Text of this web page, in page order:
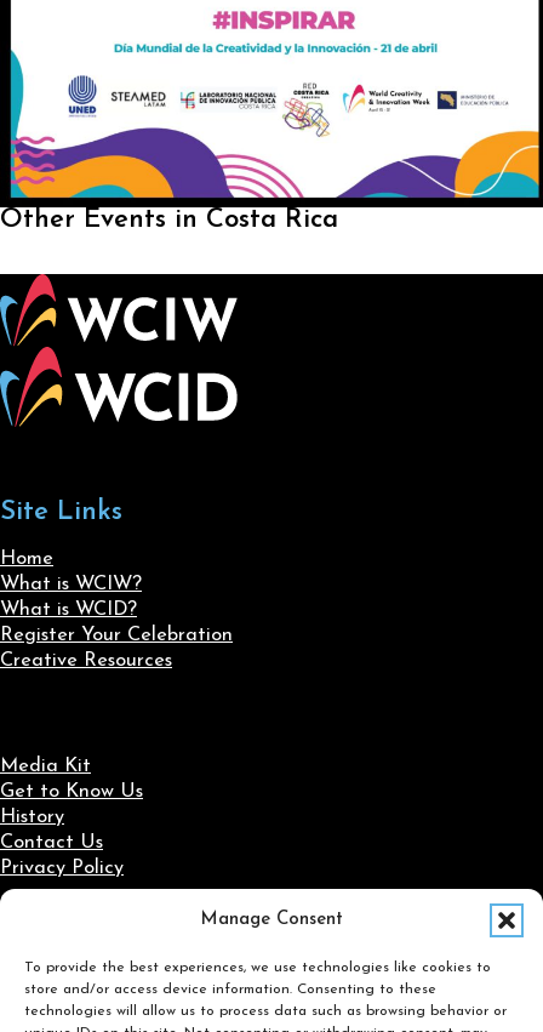
Manage Consent
To provide the best experiences, we use technologies like cookies to
store and/or access device information. Consenting to these
technologies will allow us to process data such as browsing behavior or
Other Events in Costa Rica
Site Links
Home
What is WCIW?
What is WCID?
Register Your Celebration
Creative Resources
Media Kit
Get to Know Us
History
Contact Us
Privacy Policy
Social Media
Follow us on Facebook
Follow us on X
Follow us on LinkedIn
Follow us on Instagram
Search